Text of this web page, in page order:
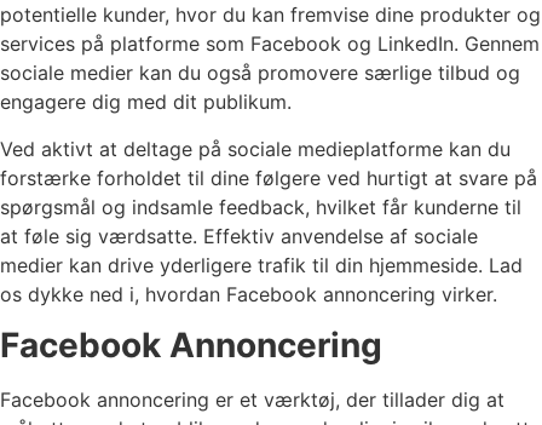
potentielle kunder, hvor du kan fremvise dine produkter og
services på platforme som Facebook og LinkedIn. Gennem
sociale medier kan du også promovere særlige tilbud og
engagere dig med dit publikum.
Ved aktivt at deltage på sociale medieplatforme kan du
forstærke forholdet til dine følgere ved hurtigt at svare på
spørgsmål og indsamle feedback, hvilket får kunderne til
at føle sig værdsatte. Effektiv anvendelse af sociale
medier kan drive yderligere trafik til din hjemmeside. Lad
os dykke ned i, hvordan Facebook annoncering virker.
Facebook Annoncering
Facebook annoncering er et værktøj, der tillader dig at